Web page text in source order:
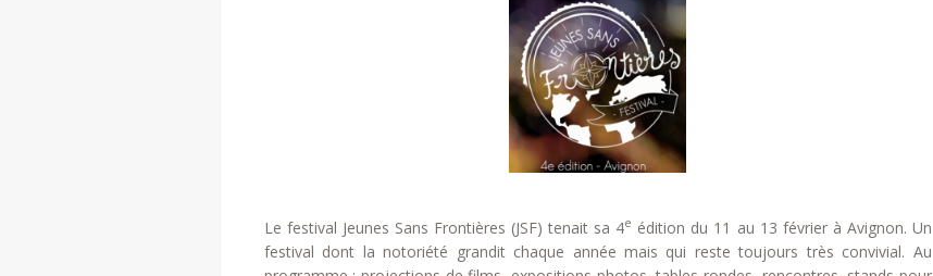
Le festival Jeunes Sans Frontières (JSF) tenait sa 4e édition du 11 au 13 février à Avignon. Un
festival dont la notoriété grandit chaque année mais qui reste toujours très convivial. Au